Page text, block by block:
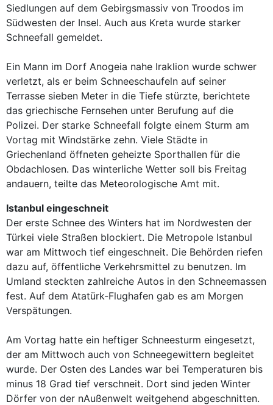
Siedlungen auf dem Gebirgsmassiv von Troodos im
Südwesten der Insel. Auch aus Kreta wurde starker
Schneefall gemeldet.
Ein Mann im Dorf Anogeia nahe Iraklion wurde schwer
verletzt, als er beim Schneeschaufeln auf seiner
Terrasse sieben Meter in die Tiefe stürzte, berichtete
das griechische Fernsehen unter Berufung auf die
Polizei. Der starke Schneefall folgte einem Sturm am
Vortag mit Windstärke zehn. Viele Städte in
Griechenland öffneten geheizte Sporthallen für die
Obdachlosen. Das winterliche Wetter soll bis Freitag
andauern, teilte das Meteorologische Amt mit.
Istanbul eingeschneit
Der erste Schnee des Winters hat im Nordwesten der
Türkei viele Straßen blockiert. Die Metropole Istanbul
war am Mittwoch tief eingeschneit. Die Behörden riefen
dazu auf, öffentliche Verkehrsmittel zu benutzen. Im
Umland steckten zahlreiche Autos in den Schneemassen
fest. Auf dem Atatürk-Flughafen gab es am Morgen
Verspätungen.
Am Vortag hatte ein heftiger Schneesturm eingesetzt,
der am Mittwoch auch von Schneegewittern begleitet
wurde. Der Osten des Landes war bei Temperaturen bis
minus 18 Grad tief verschneit. Dort sind jeden Winter
Dörfer von der nAußenwelt weitgehend abgeschnitten.